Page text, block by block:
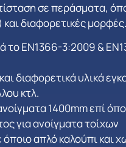
σε περάσματα,
διαφορετικές μορφές.
το ΕΝ1366-3:2009 &
διαφορετικά υλικά
κτλ.
1400mm επί
για ανοίγματα τοίχων
απλό καλούπι και